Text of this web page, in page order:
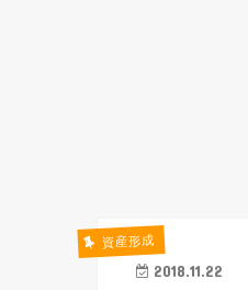
資産形成
2018.11.22